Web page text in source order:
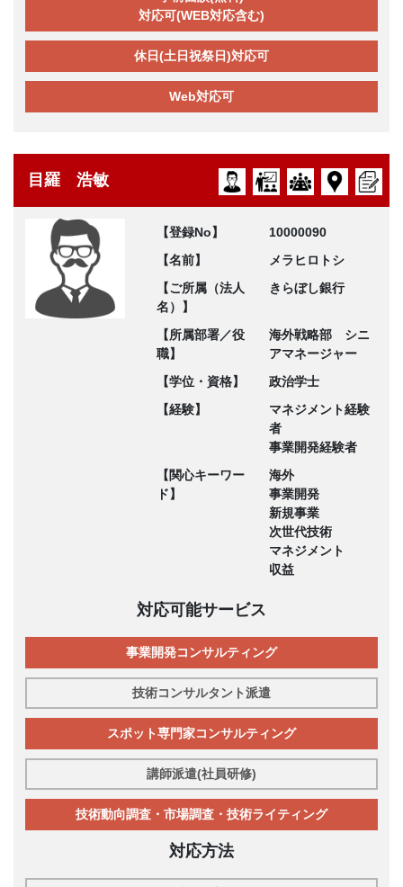
対応可(WEB対応含む)
休日(土日祝祭日)対応可
Web対応可
目羅 浩敏
【登録No】
10000090
【名前】
メラヒロトシ
【ご所属（法人
名）】
きらぼし銀行
【所属部署／役
職】
海外戦略部 シニ
アマネージャー
【学位・資格】
政治学士
【経験】
マネジメント経験
者
事業開発経験者
【関心キーワー
ド】
海外
事業開発
新規事業
次世代技術
マネジメント
収益
対応可能サービス
事業開発コンサルティング
技術コンサルタント派遣
スポット専門家コンサルティング
講師派遣(社員研修)
技術動向調査・市場調査・技術ライティング
対応方法